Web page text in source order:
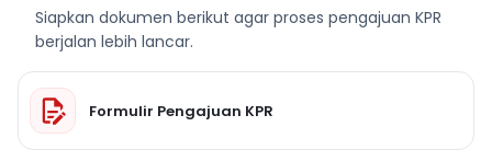
Siapkan dokumen berikut agar proses pengajuan KPR
berjalan lebih lancar.
Formulir Pengajuan KPR